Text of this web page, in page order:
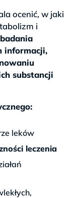
ocenić, w jaki
i
informacji,
substancji
leków
leczenia